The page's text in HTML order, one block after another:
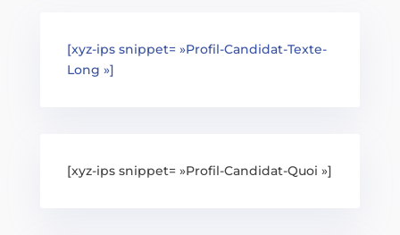
[xyz-ips snippet= »Profil-Candidat-Texte-
Long »]
[xyz-ips snippet= »Profil-Candidat-Quoi »]